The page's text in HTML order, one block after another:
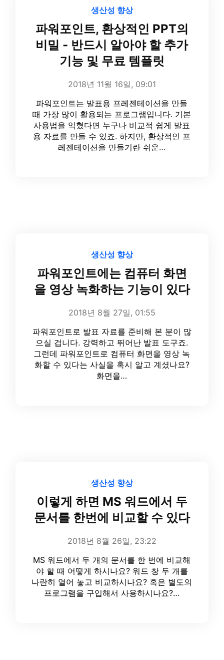
생산성 향상
파워포인트, 환상적인 PPT의
비밀 - 반드시 알아야 할 추가
기능 및 무료 템플릿
2018년 11월 16일, 09:01
파워포인트는 발표용 프레젠테이션을 만들
때 가장 많이 활용되는 프로그램입니다. 기본
사용법을 익혔다면 누구나 비교적 쉽게 발표
용 자료를 만들 수 있죠. 하지만, 환상적인 프
레젠테이션을 만들기란 쉬운…
생산성 향상
파워포인트에는 컴퓨터 화면
을 영상 녹화하는 기능이 있다
2018년 8월 27일, 01:55
파워포인트로 발표 자료를 준비해 본 분이 많
으실 겁니다. 강력하고 뛰어난 발표 도구죠.
그런데 파워포인트로 컴퓨터 화면을 영상 녹
화할 수 있다는 사실을 혹시 알고 계셨나요?
화면을…
생산성 향상
이렇게 하면 MS 워드에서 두
문서를 한번에 비교할 수 있다
2018년 8월 26일, 23:22
MS 워드에서 두 개의 문서를 한 번에 비교해
야 할 때 어떻게 하시나요? 워드 창 두 개를
나란히 열어 놓고 비교하시나요? 혹은 별도의
프로그램을 구입해서 사용하시나요?…